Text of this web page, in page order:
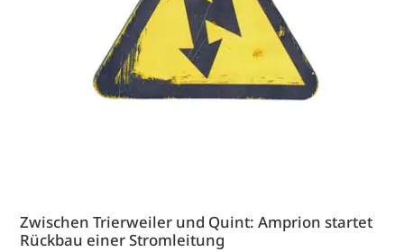
Zwischen Trierweiler und Quint: Amprion startet
Rückbau einer Stromleitung